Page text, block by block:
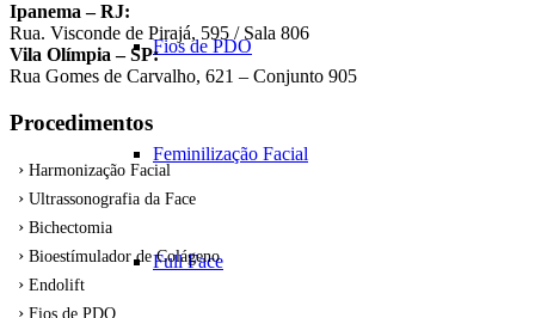
Fios de PDO
Feminilização Facial
Full Face
Ipanema – RJ:
Rua. Visconde de Pirajá, 595 / Sala 806
Vila Olímpia – SP:
Rua Gomes de Carvalho, 621 – Conjunto 905
Procedimentos
Harmonização Facial
Ultrassonografia da Face
Bichectomia
Bioestímulador de Colágeno
Endolift
Fios de PDO